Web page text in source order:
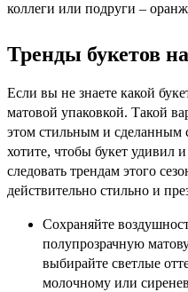
коллеги или подруги –
Тренды букетов
Если вы не знаете какой
матовой упаковкой. Такой
этом стильным и сделанным
хотите, чтобы букет удивил
следовать трендам этого
действительно стильно и
Сохраняйте
полупрозрачную
выбирайте светлые
молочному или